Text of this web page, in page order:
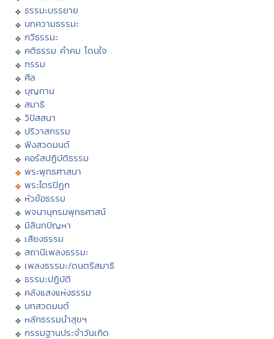
ธรรมะบรรยาย
บทความธรรมะ
กวีธรรมะ
คติธรรม คำคม โดนใจ
กรรม
ศีล
บุญทาน
สมาธิ
วิปัสสนา
ปริวาสกรรม
ฟังสวดมนต์
คอร์สปฏิบัติธรรม
พระพุทธศาสนา
พระไตรปิฏก
หัวข้อธรรม
พจนานุกรมพุทธศาสน์
มิลินทปัญหา
เสียงธรรม
สถานีเพลงธรรมะ
เพลงธรรมะ/ดนตรีสมาธิ
ธรรมะปฏิบัติ
คลังแสงแห่งธรรม
บทสวดมนต์
หลักธรรมนำสุขฯ
กรรมฐานประจำวันเกิด